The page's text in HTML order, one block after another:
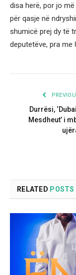
disa herë, por jo
për qasje në
shumicë prej dy të
deputetëve, pra me
Durrësi,
Mesdheut’ i
RELATED POSTS